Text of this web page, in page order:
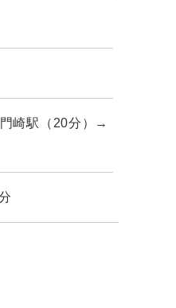
崎駅（20分）→